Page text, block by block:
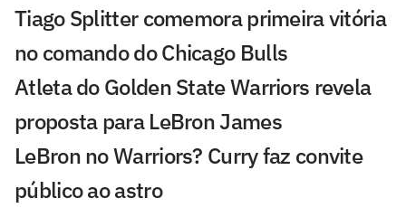
Tiago Splitter comemora primeira vitória
no comando do Chicago Bulls
Atleta do Golden State Warriors revela
proposta para LeBron James
LeBron no Warriors? Curry faz convite
público ao astro